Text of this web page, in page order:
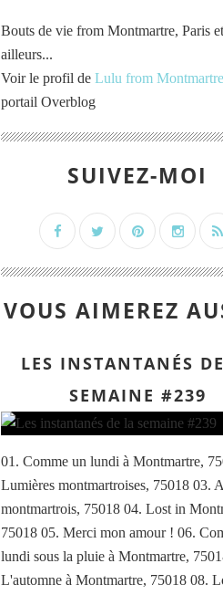
Bouts de vie from Montmartre, Paris et
ailleurs...
Voir le profil de Lulu from Montmartre
portail Overblog
SUIVEZ-MOI
VOUS AIMEREZ
LES INSTANTANÉS
SEMAINE #239
01. Comme un lundi à Montmartre,
Lumières montmartroises, 75018 03.
montmartrois, 75018 04. Lost in
75018 05. Merci mon amour ! 06.
lundi sous la pluie à Montmartre,
L'automne à Montmartre, 75018 08.